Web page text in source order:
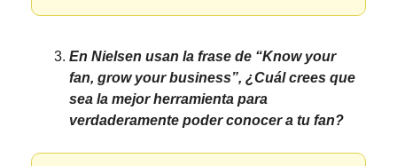
En Nielsen usan la frase de “Know your
fan, grow your business”, ¿Cuál crees que
sea la mejor herramienta para
verdaderamente poder conocer a tu fan?